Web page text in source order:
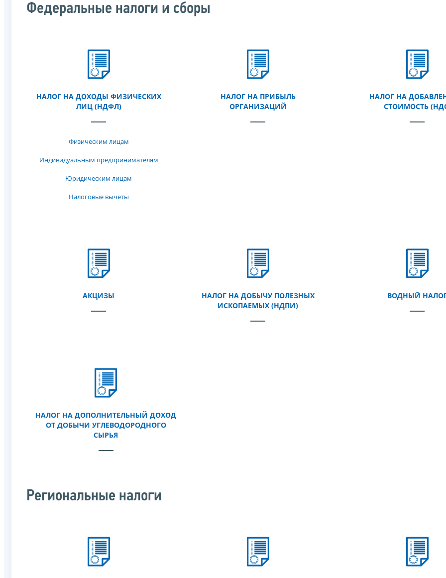
Федеральные налоги и сборы
НАЛОГ НА ДОХОДЫ ФИЗИЧЕСКИХ
ЛИЦ (НДФЛ)
Физическим лицам
Индивидуальным предпринимателям
Юридическим лицам
Налоговые вычеты
НАЛОГ НА ПРИБЫЛЬ
ОРГАНИЗАЦИЙ
НАЛОГ НА
СТОИМОСТЬ
АКЦИЗЫ
НАЛОГ НА ДОБЫЧУ ПОЛЕЗНЫХ
ИСКОПАЕМЫХ (НДПИ)
ВОДНЫЙ
НАЛОГ НА ДОПОЛНИТЕЛЬНЫЙ ДОХОД
ОТ ДОБЫЧИ УГЛЕВОДОРОДНОГО
СЫРЬЯ
Региональные налоги